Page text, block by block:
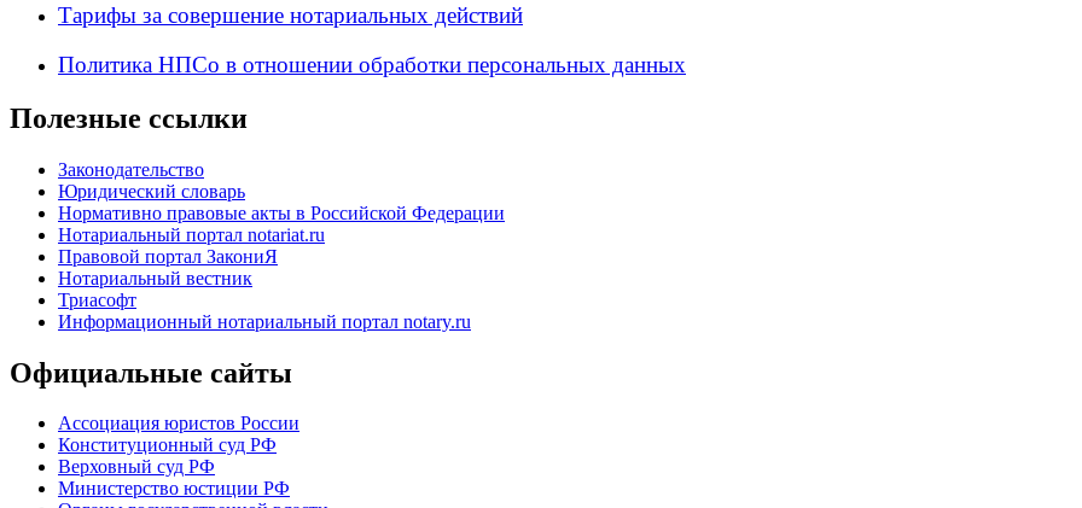
Тарифы за совершение нотариальных действий
Политика НПСо в отношении обработки персональных данных
Полезные ссылки
Законодательство
Юридический словарь
Нормативно правовые акты в Российской Федерации
Нотариальный портал notariat.ru
Правовой портал ЗакониЯ
Нотариальный вестник
Триасофт
Информационный нотариальный портал notary.ru
Официальные сайты
Ассоциация юристов России
Конституционный суд РФ
Верховный суд РФ
Министерство юстиции РФ